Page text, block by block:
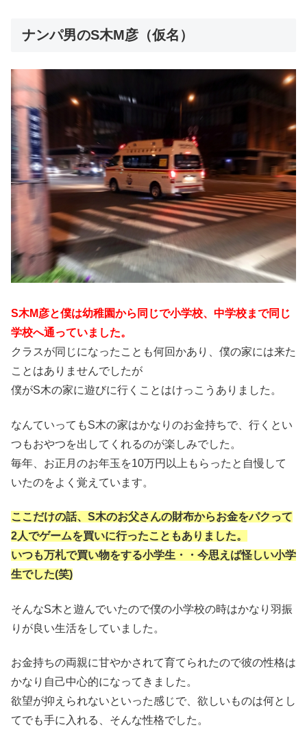
ナンパ男のS木M彦（仮名）
S木M彦と僕は幼稚園から同じで小学校、中学校まで同じ
学校へ通っていました。
クラスが同じになったことも何回かあり、僕の家には来た
ことはありませんでしたが
僕がS木の家に遊びに行くことはけっこうありました。
なんていってもS木の家はかなりのお金持ちで、行くとい
つもおやつを出してくれるのが楽しみでした。
毎年、お正月のお年玉を10万円以上もらったと自慢して
いたのをよく覚えています。
ここだけの話、S木のお父さんの財布からお金をパクって
2人でゲームを買いに行ったこともありました。
いつも万札で買い物をする小学生・・今思えば怪しい小学
生でした(笑)
そんなS木と遊んでいたので僕の小学校の時はかなり羽振
りが良い生活をしていました。
お金持ちの両親に甘やかされて育てられたので彼の性格は
かなり自己中心的になってきました。
欲望が抑えられないといった感じで、欲しいものは何とし
てでも手に入れる、そんな性格でした。